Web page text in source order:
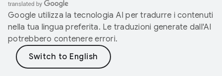
Google utilizza la tecnologia AI per tradurre i contenuti
nella tua lingua preferita. Le traduzioni generate dall'AI
potrebbero contenere errori.